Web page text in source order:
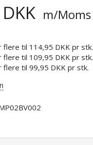
m/Moms
flere til 114,95 DKKpr stk.
flere til 109,95 DKKpr stk.
flere til99,95 DKKpr stk.